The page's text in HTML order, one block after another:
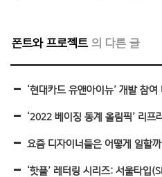
폰트와 프로젝트
‘현대카드 유앤아이뉴’ 개발 참
‘2022 베이징 동계 올림픽’ 리
요즘 디자이너들은 어떻게 일할
‘핫플’ 레터링 시리즈: 서울타입